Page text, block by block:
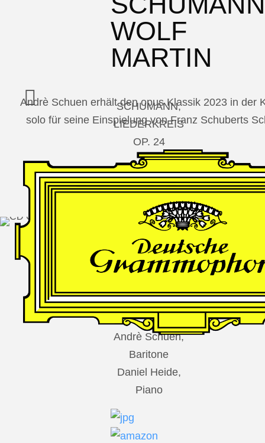
WOLF
MARTIN
SCHUMANN,
LIEDERKREIS
OP. 24
SECHS
MONOLOGE
AUS
JEDERMANN
GESÄNGE
DES
Andrè Schuen,
Baritone
Daniel Heide,
Piano
Andrè Schuen erhält den opus Klassik 2023 in der
solo für seine Einspielung von Franz Schuberts